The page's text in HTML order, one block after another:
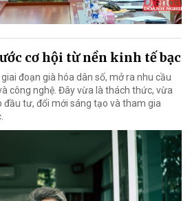
cơ hội từ nền kinh tế bạc
đoạn già hóa dân số, mở ra nhu cầu
công nghệ. Đây vừa là thách thức, vừa
đầu tư, đổi mới sáng tạo và tham gia